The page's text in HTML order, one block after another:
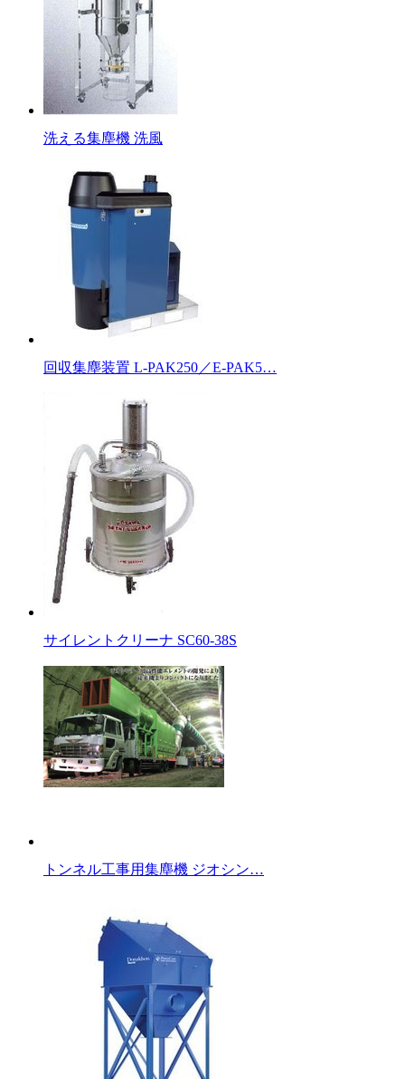
洗える集塵機 洗風
回収集塵装置 L-PAK250／E-PAK5…
サイレントクリーナ SC60-38S
トンネル工事用集塵機 ジオシン…